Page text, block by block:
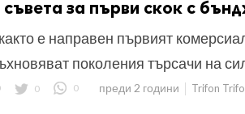
съвета за първи скок с
е направен първият
поколения търсачи на
0 0 преди 2 години Trifon